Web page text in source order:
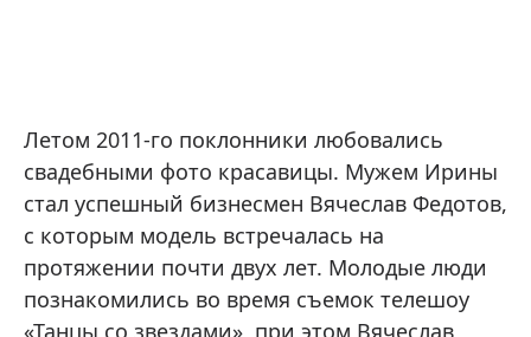
Летом 2011-го поклонники любовались
свадебными фото красавицы. Мужем Ирины
стал успешный бизнесмен Вячеслав Федотов,
с которым модель встречалась на
протяжении почти двух лет. Молодые люди
познакомились во время съемок телешоу